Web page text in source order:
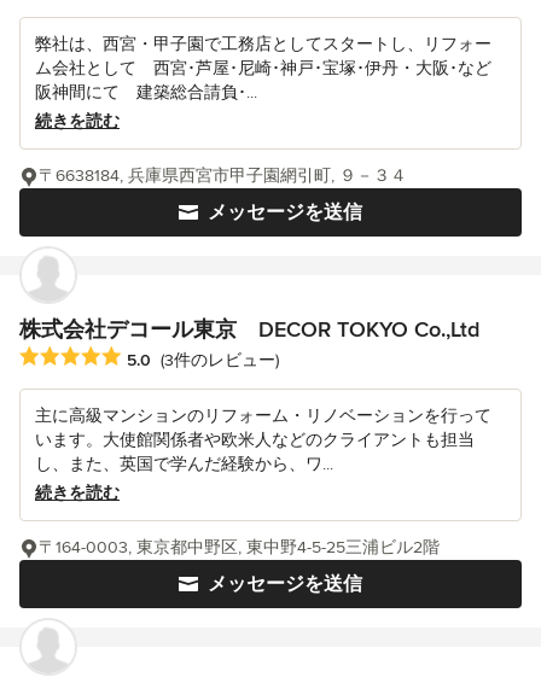
弊社は、西宮・甲子園で工務店としてスタートし、リフォー
ム会社として 西宮･芦屋･尼崎･神戸･宝塚･伊丹・大阪･など
阪神間にて 建築総合請負･...
続きを読む
メッセージを送信
〒6638184, 兵庫県西宮市甲子園網引町, ９－３４
株式会社デコール東京 DECOR TOKYO Co.,Ltd
平均評価：5つ星中 星5
5.0 (3件のレビュー)
主に高級マンションのリフォーム・リノベーションを行って
います。大使館関係者や欧米人などのクライアントも担当
し、また、英国で学んだ経験から、ワ...
続きを読む
メッセージを送信
〒164-0003, 東京都中野区, 東中野4-5-25三浦ビル2階